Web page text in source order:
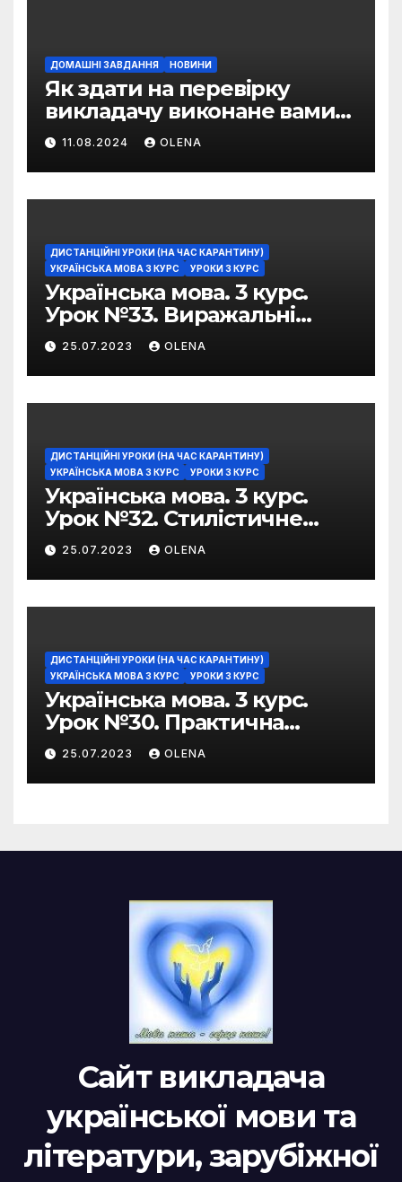
ДОМАШНІ ЗАВДАННЯ НОВИНИ
Як здати на перевірку
викладачу виконане вами
домашнє завдання
11.08.2024 OLENA
ДИСТАНЦІЙНІ УРОКИ (НА ЧАС КАРАНТИНУ)
УКРАЇНСЬКА МОВА 3 КУРС
УРОКИ 3 КУРС
Українська мова. 3 курс.
Урок №33. Виражальні
можливості фразеологізмів
25.07.2023 OLENA
ДИСТАНЦІЙНІ УРОКИ (НА ЧАС КАРАНТИНУ)
УКРАЇНСЬКА МОВА 3 КУРС
УРОКИ 3 КУРС
Українська мова. 3 курс.
Урок №32. Стилістичне
забарвлення
фразеологізмів
25.07.2023 OLENA
ДИСТАНЦІЙНІ УРОКИ (НА ЧАС КАРАНТИНУ)
УКРАЇНСЬКА МОВА 3 КУРС
УРОКИ 3 КУРС
Українська мова. 3 курс.
Урок №30. Практична
риторика. Оцінювальні
жанри. Характеристика
25.07.2023 OLENA
Сайт викладача
української мови та
літератури, зарубіжної